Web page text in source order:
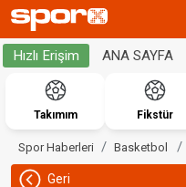
Hızlı Erişim ANA SAYFA
Takımım Fikstür
Spor Haberleri Basketbol
Geri